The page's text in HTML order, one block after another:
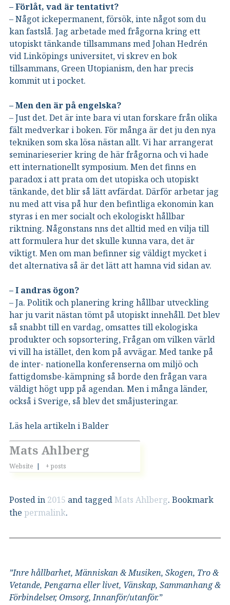
– Förlåt, vad är tentativt?
– Något ickepermanent, försök, inte något som du
kan fastslå. Jag arbetade med frågorna kring ett
utopiskt tänkande tillsammans med Johan Hedrén
vid Linköpings universitet, vi skrev en bok
tillsammans, Green Utopianism, den har precis
kommit ut i pocket.
– Men den är på engelska?
– Just det. Det är inte bara vi utan forskare från olika
fält medverkar i boken. För många är det ju den nya
tekniken som ska lösa nästan allt. Vi har arrangerat
seminarieserier kring de här frågorna och vi hade
ett internationellt symposium. Men det finns en
paradox i att prata om det utopiska och utopiskt
tänkande, det blir så lätt avfärdat. Därför arbetar jag
nu med att visa på hur den befintliga ekonomin kan
styras i en mer socialt och ekologiskt hållbar
riktning. Någonstans nns det alltid med en vilja till
att formulera hur det skulle kunna vara, det är
viktigt. Men om man befinner sig väldigt mycket i
det alternativa så är det lätt att hamna vid sidan av.
– I andras ögon?
– Ja. Politik och planering kring hållbar utveckling
har ju varit nästan tömt på utopiskt innehåll. Det blev
så snabbt till en vardag, omsattes till ekologiska
produkter och sopsortering, Frågan om vilken värld
vi vill ha istället, den kom på avvägar. Med tanke på
de inter- nationella konferenserna om miljö och
fattigdomsbe-kämpning så borde den frågan vara
väldigt högt upp på agendan. Men i många länder,
också i Sverige, så blev det småjusteringar.
Läs hela artikeln i Balder
Mats Ahlberg
Website | + posts
Posted in 2015 and taggedMats Ahlberg. Bookmark
the permalink.
”Inre hållbarhet, Människan & Musiken, Skogen, Tro &
Vetande, Pengarna eller livet, Vänskap, Sammanhang &
Förbindelser, Omsorg, Innanför/utanför.”